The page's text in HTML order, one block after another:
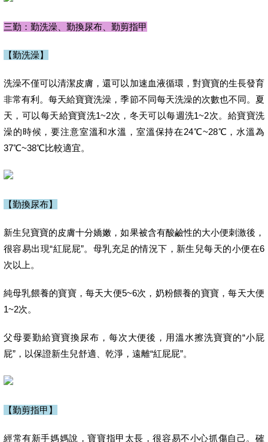
三勤：勤洗澡、勤換尿布、勤剪指甲
【勤洗澡】
洗澡不僅可以清潔皮膚，還可以加速血液循環，對寶寶的生長發育
非常有利。每天給寶寶洗澡，季節不同每天洗澡的次數也不同。夏
天，可以每天給寶寶洗1~2次，冬天可以每週洗1~2次。給寶寶洗
澡的時候，要注意室溫和水溫，室溫保持在24℃~28℃，水溫為
37℃~38℃比較適宜。
【勤換尿布】
新生兒寶寶的皮膚十分嬌嫩，如果被含有酸鹼性的大小便刺激後，
很容易出現“紅屁屁”。母乳充足的情況下，新生兒每天的小便在6
次以上。
純母乳餵養的寶寶，每天大便5~6次，奶粉餵養的寶寶，每天大便
1~2次。
父母要勤給寶寶換尿布，每次大便後，用溫水擦洗寶寶的“小屁
屁”，以保證新生兒舒適、乾淨，遠離“紅屁屁”。
【勤剪指甲】
經常有新手媽媽說，寶寶指甲太長，很容易不小心抓傷自己。確